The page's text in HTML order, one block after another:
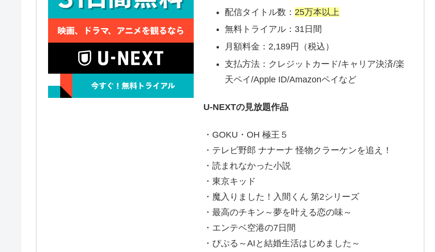
配信タイトル数： 25万本以上
無料トライアル：31日間
月額料金：2,189円（税込）
支払方法：クレジットカード/キャリア決済/楽
天ペイ/Apple ID/Amazonペイなど
U-NEXTの見放題作品
・GOKU・OH 極王５
・テレビ野郎 ナナーナ 怪物クラーケンを追え！
・読まれなかった小説
・東京キッド
・魔入りました！入間くん 第2シリーズ
・最高のチキン～夢を叶える恋の味～
・エンテベ空港の7日間
・ぴぷる～AIと結婚生活はじめました～